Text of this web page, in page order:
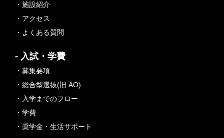
・施設紹介
・アクセス
・よくある質問
- 入試・学費
・募集要項
・総合型選抜(旧 AO)
・入学までのフロー
・学費
・奨学金・生活サポート